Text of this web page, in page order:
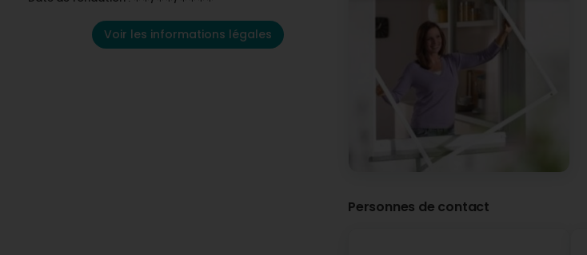
Voir les informations légales
Personnes de contact